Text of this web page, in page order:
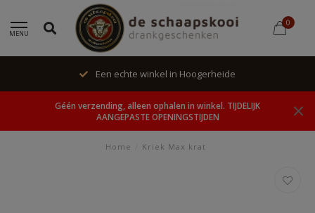
MENU
0
Een echte winkel in Hoogerheide
Géén verzending, alleen ophalen in winkel. TIJDELIJK
AANGEPASTE OPENINGSTIJDEN
Home Kriek Max krat